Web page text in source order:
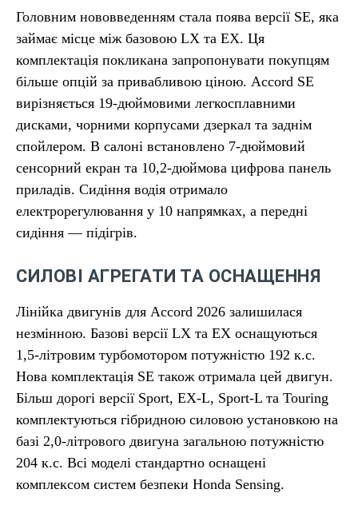
Головним нововведенням стала поява версії SE, яка
займає місце між базовою LX та EX. Ця
комплектація покликана запропонувати покупцям
більше опцій за привабливою ціною. Accord SE
вирізняється 19-дюймовими легкосплавними
дисками, чорними корпусами дзеркал та заднім
спойлером. В салоні встановлено 7-дюймовий
сенсорний екран та 10,2-дюймова цифрова панель
приладів. Сидіння водія отримало
електрорегулювання у 10 напрямках, а передні
сидіння — підігрів.
СИЛОВІ АГРЕГАТИ ТА ОСНАЩЕННЯ
Лінійка двигунів для Accord 2026 залишилася
незмінною. Базові версії LX та EX оснащуються
1,5-літровим турбомотором потужністю 192 к.с.
Нова комплектація SE також отримала цей двигун.
Більш дорогі версії Sport, EX-L, Sport-L та Touring
комплектуються гібридною силовою установкою на
базі 2,0-літрового двигуна загальною потужністю
204 к.с. Всі моделі стандартно оснащені
комплексом систем безпеки Honda Sensing.